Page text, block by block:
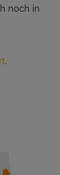
noch in
.